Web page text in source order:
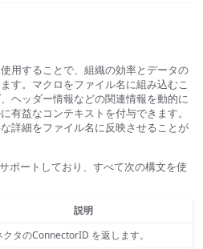
用することで、組織の効率とデータの
す。マクロをファイル名に組み込むこ
ヘッダー情報などの関連情報を動的に
有益なコンテキストを付与できます。
詳細をファイル名に反映させることが
ポートしており、すべて次の構文を使
説明
クタのConnectorID を返します。